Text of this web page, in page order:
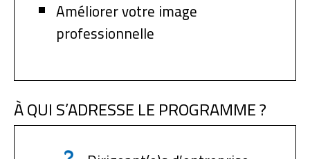
Améliorer votre image
professionnelle
À QUI S’ADRESSE LE PROGRAMME ?